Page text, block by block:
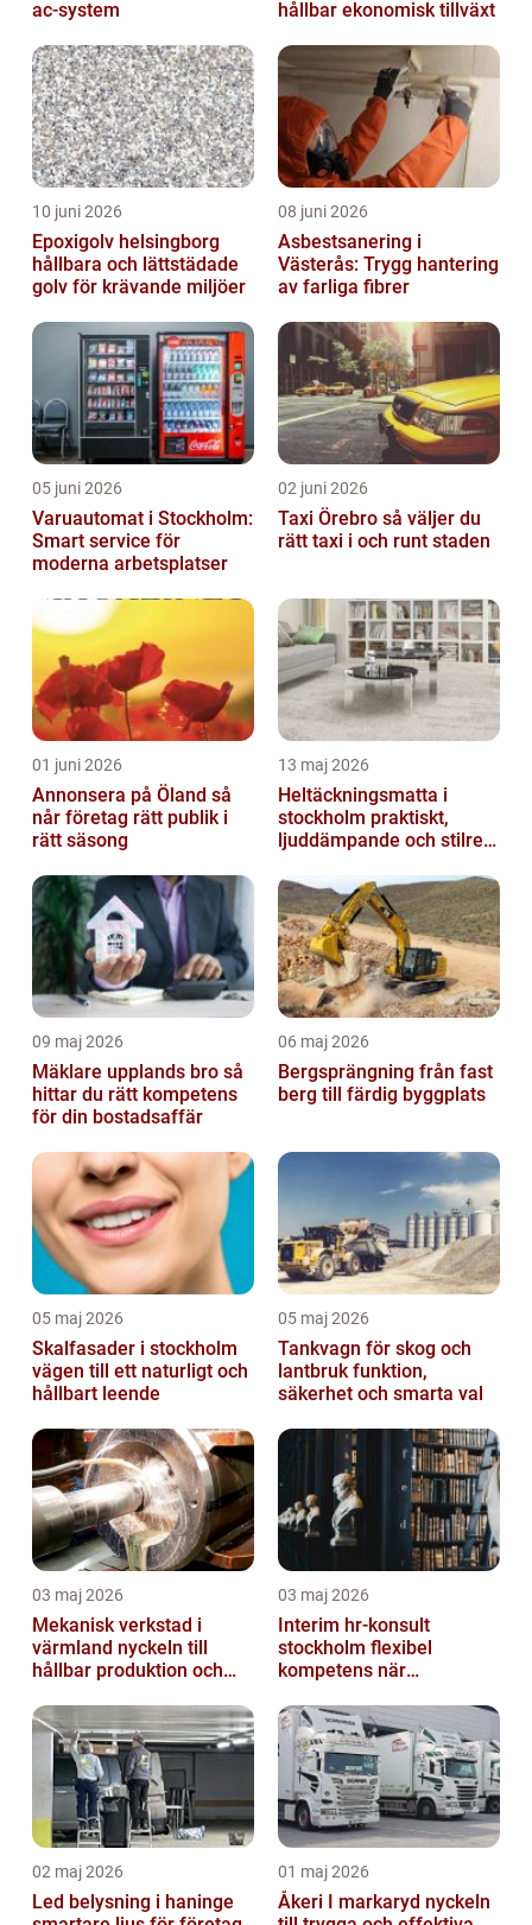
ac-system
hållbar ekonomisk tillväxt
10 juni 2026
Epoxigolv helsingborg
hållbara och lättstädade
golv för krävande miljöer
08 juni 2026
Asbestsanering i
Västerås: Trygg hantering
av farliga fibrer
05 juni 2026
Varuautomat i Stockholm:
Smart service för
moderna arbetsplatser
02 juni 2026
Taxi Örebro så väljer du
rätt taxi i och runt staden
01 juni 2026
Annonsera på Öland så
når företag rätt publik i
rätt säsong
13 maj 2026
Heltäckningsmatta i
stockholm praktiskt,
ljuddämpande och stilrent
09 maj 2026
Mäklare upplands bro så
hittar du rätt kompetens
för din bostadsaffär
06 maj 2026
Bergsprängning från fast
berg till färdig byggplats
05 maj 2026
Skalfasader i stockholm
vägen till ett naturligt och
hållbart leende
05 maj 2026
Tankvagn för skog och
lantbruk funktion,
säkerhet och smarta val
03 maj 2026
Mekanisk verkstad i
värmland nyckeln till
hållbar produktion och
03 maj 2026
Interim hr-konsult
stockholm flexibel
kompetens när
stöd
02 maj 2026
Led belysning i haninge
01 maj 2026
Åkeri I markaryd nyckeln